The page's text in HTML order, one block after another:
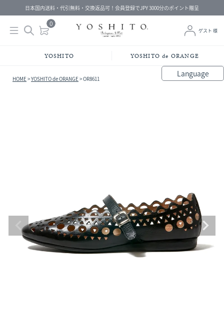
日本国内送料・代引無料・交換返品可！会員登録でJPY 3000分のポイント贈呈
0
ゲスト 様
YOSHITO YOSHITO de ORANGE
Language
HOME YOSHITO de ORANGE OR8611